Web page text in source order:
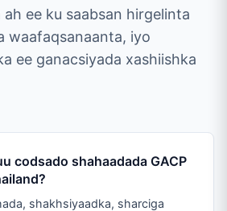
ah ee ku saabsan hirgelinta
waafaqsanaanta, iyo
ee ganacsiyada xashiishka
codsado shahaadada GACP
shakhsiyaadka, sharciga